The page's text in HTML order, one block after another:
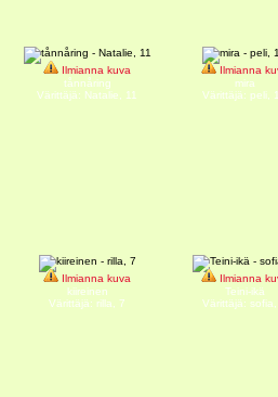
Ilmianna kuva
tånnåring
Värittäjä: Natalie, 11
Ilmianna
mira
Värittäjä: peli,
Ilmianna kuva
kiireinen
Värittäjä: rilla, 7
Ilmianna
Teini-ikä
Värittäjä: